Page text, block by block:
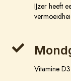
IJzer heeft
Vitamine